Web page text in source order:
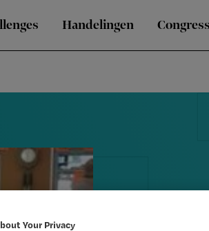
Handelingen
Your Privacy